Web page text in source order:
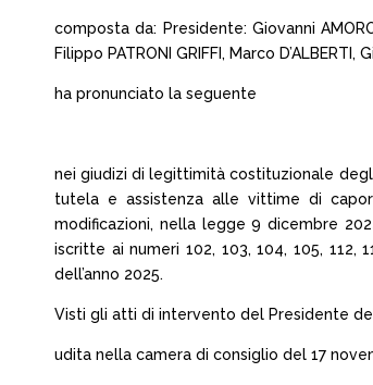
composta da: Presidente: Giovanni
Filippo PATRONI GRIFFI, Marco
ha pronunciato la seguente
nei giudizi di legittimità costituzionale
tutela e assistenza alle vittime di
modificazioni, nella legge 9 dicembre
iscritte ai numeri 102, 103, 104, 105,
dell’anno 2025.
Visti gli atti di intervento del Presidente
udita nella camera di consiglio del 17